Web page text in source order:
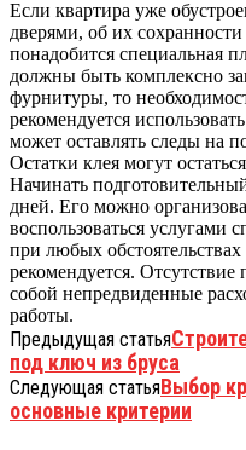
Если квартира уже
дверями, об их
понадобится специальная
должны быть комплексно
фурнитуры, то
рекомендуется
может оставлять следы на
Остатки клея могут
Начинать
дней. Его можно
воспользоваться
при любых обстоятельствах
рекомендуется. Отсутствие
собой непредвиденные
работы.
Предыдущая статья
под ключ из бруса
Следующая статьяВыбор
основные критерии